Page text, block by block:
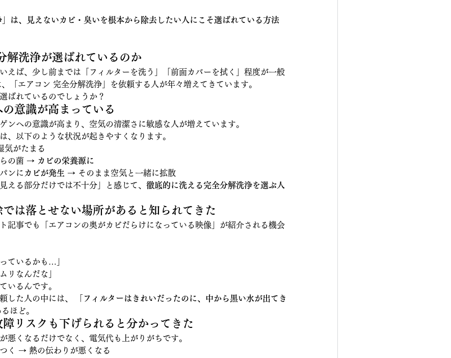
」は、見えないカビ・臭いを根本から除去したい人にこそ選ばれている方法
解洗浄が選ばれているのか
えば、少し前までは「フィルターを洗う」「前面カバーを拭く」程度が一般
「エアコン 完全分解洗浄」を依頼する人が年々増えてきています。
ばれているのでしょうか？
意識が高まっている
ンへの意識が高まり、空気の清潔さに敏感な人が増えています。
、以下のような状況が起きやすくなります。
気がたまる
の菌 → カビの栄養源に
ンに カビが発生 → そのまま空気と一緒に拡散
える部分だけでは不十分」と感じて、 徹底的に洗える完全分解洗浄を選ぶ人
は落とせない場所があると知られてきた
記事でも「エアコンの奥がカビだらけになっている映像」が紹介される機会
ているかも…」
リなんだな」
いるんです。
した人の中には、
「フィルターはきれいだったのに、中から黒い水が出てき
ほど。
リスクも下げられると分かってきた
悪くなるだけでなく、電気代も上がりがちです。
く → 熱の伝わりが悪くなる